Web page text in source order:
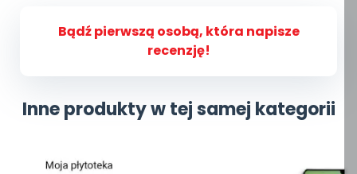
Bądź pierwszą osobą, która napisze
recenzję!
Inne produkty w tej samej kategorii